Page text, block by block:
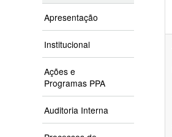
Apresentação
Institucional
Ações e
Programas PPA
Auditoria Interna